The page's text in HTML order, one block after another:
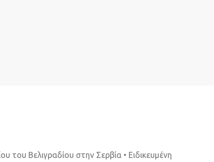
του Βελιγραδίου στην Σερβία • Ειδικευμένη